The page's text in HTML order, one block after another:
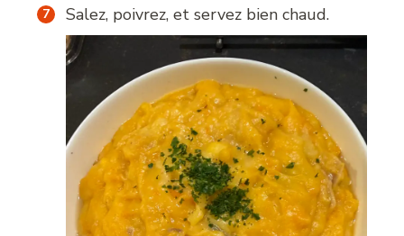
Salez, poivrez, et servez bien chaud.